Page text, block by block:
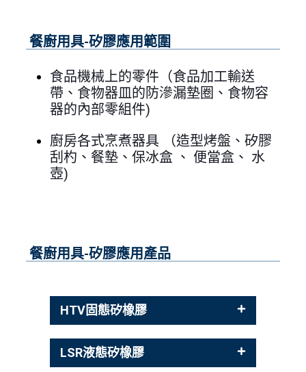
餐廚用具-矽膠應用範圍
食品機械上的零件（食品加工輸送
帶、食物器皿的防滲漏墊圈、食物容
器的內部零組件)
廚房各式烹煮器具 （造型烤盤、矽膠
刮杓、餐墊、保冰盒 、 便當盒、 水
壺)
餐廚用具-矽膠應用產品
HTV固態矽橡膠
LSR液態矽橡膠